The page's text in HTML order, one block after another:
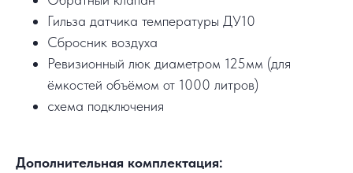
Гильза датчика температуры ДУ10
Сбросник воздуха
Ревизионный люк диаметром 125мм (для
ёмкостей объёмом от 1000 литров)
схема подключения
Дополнительная комплектация: